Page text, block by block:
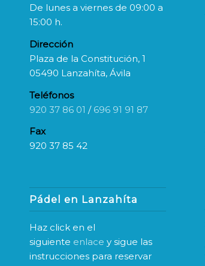
De lunes a viernes de 09:00 a
15:00 h.
Dirección
Plaza de la Constitución, 1
05490 Lanzahíta, Ávila
Teléfonos
920 37 86 01 / 696 91 91 87
Fax
920 37 85 42
Pádel en Lanzahíta
Haz click en el
siguiente enlace y sigue las
instrucciones para reservar